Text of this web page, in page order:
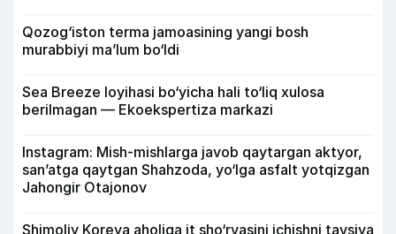
Qozog‘iston terma jamoasining yangi bosh
murabbiyi ma’lum bo‘ldi
Sea Breeze loyihasi bo‘yicha hali to‘liq xulosa
berilmagan — Ekoekspertiza markazi
Instagram: Mish-mishlarga javob qaytargan aktyor,
san’atga qaytgan Shahzoda, yo‘lga asfalt yotqizgan
Jahongir Otajonov
Shimoliy Koreya aholiga it sho‘rvasini ichishni tavsiya